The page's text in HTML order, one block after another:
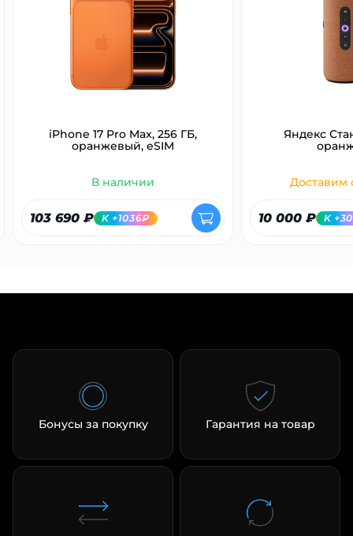
iPhone 17 Pro Max, 256 ГБ,
оранжевый, eSIM
В наличии
103 690 ₽ K +1036₽
Яндекс
Доставим
10 000 ₽ K
Бонусы за покупку Гарантия на товар
об оплате Плайтом
раз в 2
plait.ru